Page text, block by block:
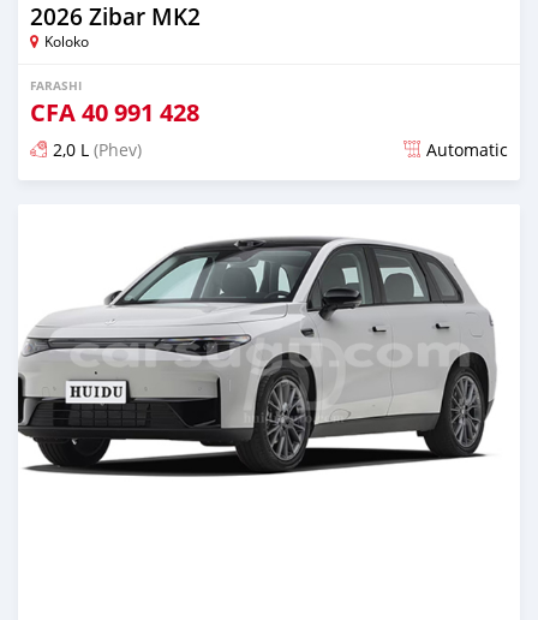
2026 Zibar MK2
Koloko
FARASHI
CFA40 991 428
2,0 L (Phev) Automatic